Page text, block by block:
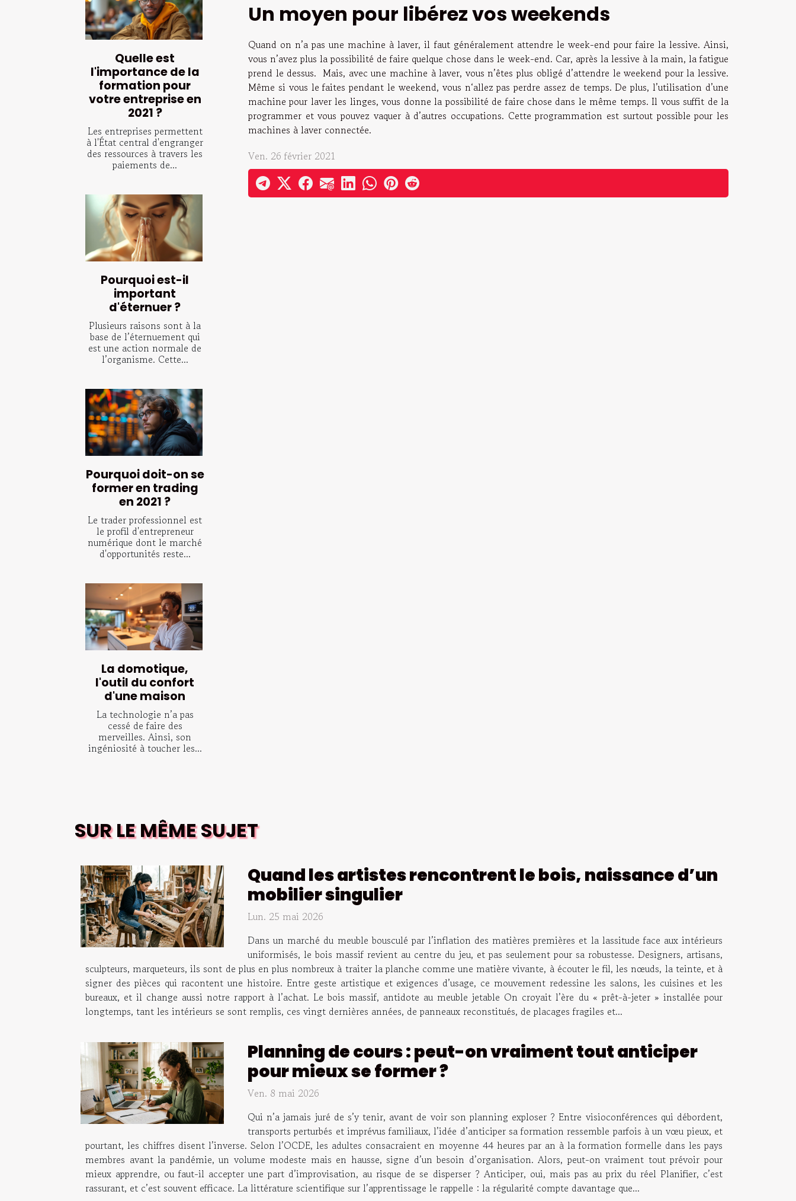
Quelle est
l'importance de la
formation pour
votre entreprise en
2021 ?
Les entreprises permettent
à l'État central d'engranger
des ressources à travers les
paiements de...
Pourquoi est-il
important
d'éternuer ?
Plusieurs raisons sont à la
base de l’éternuement qui
est une action normale de
l’organisme. Cette...
Pourquoi doit-on se
former en trading
en 2021 ?
Le trader professionnel est
le profil d'entrepreneur
numérique dont le marché
d'opportunités reste...
La domotique,
l'outil du confort
d'une maison
La technologie n’a pas
cessé de faire des
merveilles. Ainsi, son
ingéniosité à toucher les...
Un moyen pour libérez vos weekends
Quand on n’a pas une machine à laver, il faut généralement attendre le week-end pour faire la lessive. Ainsi,
vous n’avez plus la possibilité de faire quelque chose dans le week-end. Car, après la lessive à la main, la fatigue
prend le dessus. Mais, avec une machine à laver, vous n’êtes plus obligé d’attendre le weekend pour la lessive.
Même si vous le faites pendant le weekend, vous n‘allez pas perdre assez de temps. De plus, l’utilisation d’une
machine pour laver les linges, vous donne la possibilité de faire chose dans le même temps. Il vous suffit de la
programmer et vous pouvez vaquer à d’autres occupations. Cette programmation est surtout possible pour les
machines à laver connectée.
Ven. 26 février 2021
SUR LE MÊME SUJET
Quand les artistes rencontrent le bois, naissance d’un
mobilier singulier
Lun. 25 mai 2026
Dans un marché du meuble bousculé par l’inflation des matières premières et la lassitude face aux intérieurs
uniformisés, le bois massif revient au centre du jeu, et pas seulement pour sa robustesse. Designers, artisans,
sculpteurs, marqueteurs, ils sont de plus en plus nombreux à traiter la planche comme une matière vivante, à écouter le fil, les nœuds, la teinte, et à
signer des pièces qui racontent une histoire. Entre geste artistique et exigences d’usage, ce mouvement redessine les salons, les cuisines et les
bureaux, et il change aussi notre rapport à l’achat. Le bois massif, antidote au meuble jetable On croyait l’ère du « prêt-à-jeter » installée pour
longtemps, tant les intérieurs se sont remplis, ces vingt dernières années, de panneaux reconstitués, de placages fragiles et...
Planning de cours : peut-on vraiment tout anticiper
pour mieux se former ?
Ven. 8 mai 2026
Qui n’a jamais juré de s’y tenir, avant de voir son planning exploser ? Entre visioconférences qui débordent,
transports perturbés et imprévus familiaux, l’idée d’anticiper sa formation ressemble parfois à un vœu pieux, et
pourtant, les chiffres disent l’inverse. Selon l’OCDE, les adultes consacraient en moyenne 44 heures par an à la formation formelle dans les pays
membres avant la pandémie, un volume modeste mais en hausse, signe d’un besoin d’organisation. Alors, peut-on vraiment tout prévoir pour
mieux apprendre, ou faut-il accepter une part d’improvisation, au risque de se disperser ? Anticiper, oui, mais pas au prix du réel Planifier, c’est
rassurant, et c’est souvent efficace. La littérature scientifique sur l’apprentissage le rappelle : la régularité compte davantage que...